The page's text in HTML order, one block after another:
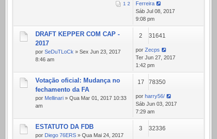
1 2
Ferreira
Sáb Jul 08, 2017
9:08 pm
DRAFT KEPPER COM CAP -
2017
por SeDuTLoCk » Sex Jun 23, 2017
8:46 am
2 31641
por Zecps
Ter Jun 27, 2017
1:42 pm
Votação oficial: Mudança no
fechamento da FA
por Mellinari » Qua Mar 01, 2017 10:33
am
17 78350
por harry56/
Sáb Jun 03, 2017
7:29 am
ESTATUTO DA FDB
por Diego 76ERS » Qua Mai 24, 2017
3 32336